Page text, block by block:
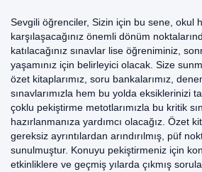
Sevgili öğrenciler, Sizin için bu sene, okul
karşılaşacağınız önemli dönüm
katılacağınız sınavlar lise öğreniminiz,
yaşamınız için belirleyici olacak. Size
özet kitaplarımız, soru bankalarımız,
sınavlarımızla hem bu yolda eksiklerinizi
çoklu pekiştirme metotlarımızla bu kritik
hazırlanmanıza yardımcı olacağız. Özet
gereksiz ayrıntılardan arındırılmış, püf
sunulmuştur. Konuyu pekiştirmeniz için
etkinliklere ve geçmiş yılarda çıkmış